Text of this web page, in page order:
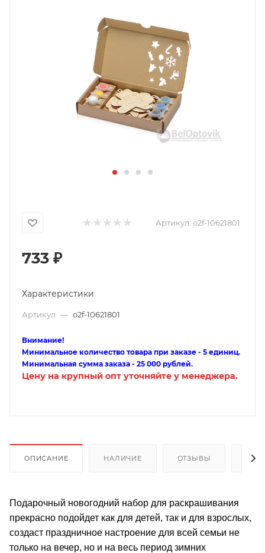
Артикул: o2f-10621801
733 ₽
Характеристики
Артикул — o2f-10621801
Внимание!
Минимальное количество товара при заказе - 5 единиц.
Минимальная сумма заказа - 25 000 рублей.
Цену на крупный опт уточняйте у менеджера.
ОПИСАНИЕ НАЛИЧИЕ ОТЗЫВЫ
Подарочный новогодний набор для раскрашивания
прекрасно подойдет как для детей, так и для взрослых,
создаст праздничное настроение для всей семьи не
только на вечер, но и на весь период зимних